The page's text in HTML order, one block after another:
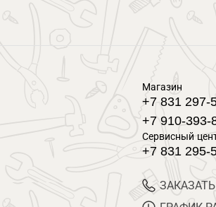
Магазин
+7 831 297-
+7 910-393-
Сервисный
+7 831 295-